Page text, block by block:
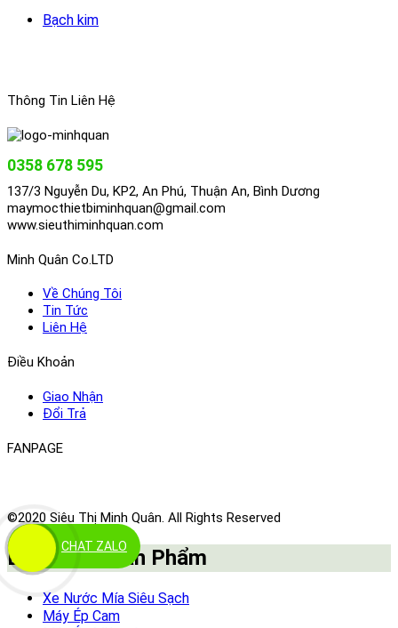
Bạch kim
CHAT ZALO
Thông Tin Liên Hệ
0358 678 595
137/3 Nguyễn Du, KP2, An Phú, Thuận An, Bình Dương
maymocthietbiminhquan@gmail.com
www.sieuthiminhquan.com
Minh Quân Co.LTD
Về Chúng Tôi
Tin Tức
Liên Hệ
Điều Khoản
Giao Nhận
Đổi Trả
FANPAGE
©2020 Siêu Thị Minh Quân. All Rights Reserved
Danh Mục Sản Phẩm
Xe Nước Mía Siêu Sạch
Máy Ép Cam